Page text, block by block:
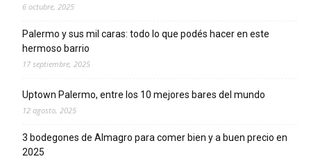
6 octubre, 2025
Palermo y sus mil caras: todo lo que podés hacer en este
hermoso barrio
17 septiembre, 2025
Uptown Palermo, entre los 10 mejores bares del mundo
12 agosto, 2025
3 bodegones de Almagro para comer bien y a buen precio en
2025